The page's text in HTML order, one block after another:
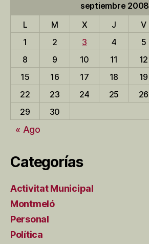
septiembre 2008
L
M X J V
1
2 3 4 5
8
9 10 11 12
15
16 17 18 19
22
23 24 25 26
29
30
« Ago
Categorías
Activitat Municipal
Montmeló
Personal
Política